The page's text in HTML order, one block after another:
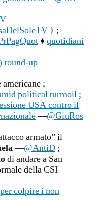
–
} ;
♦quotidiani
round-up
;
political turmoil ;
USA contro il
—@GiuRos
armato” il
—@AntiD ;
di andare a San
della CSI —
per colpire i non